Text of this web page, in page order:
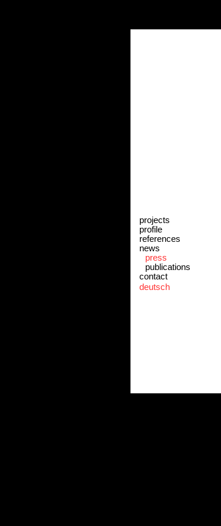
projects
profile
references
news
press
publications
contact
deutsch